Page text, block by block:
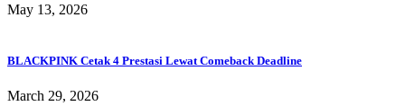
May 13, 2026
BLACKPINK Cetak 4 Prestasi Lewat Comeback Deadline
March 29, 2026